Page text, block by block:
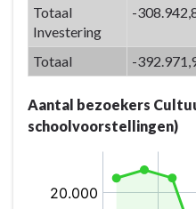
Actieplannen
07.02:
ABC-
site
fysieke
Totaal
Investering
-
Totaal -
Aantal bezoekers
schoolvoorstellingen)